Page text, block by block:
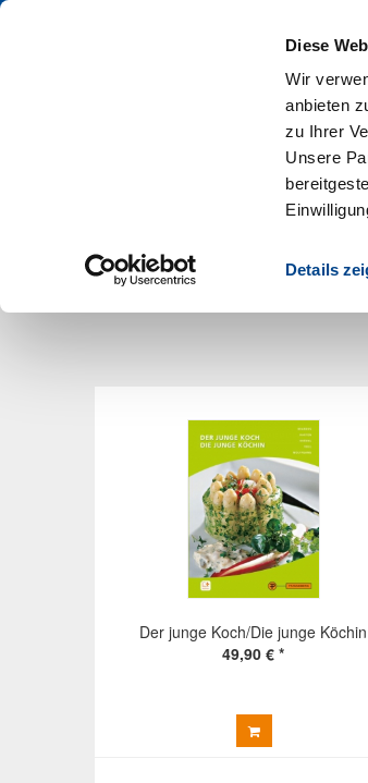
Diese
Wir
anbieten
zu Ihrer
Unsere
Details
Aus- &
Artikel pro Seite
Der junge Koch/Die junge Köchin
49,90 € *